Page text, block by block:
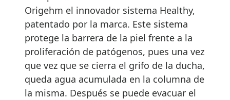
Origehm el innovador sistema Healthy,
patentado por la marca. Este sistema
protege la barrera de la piel frente a la
proliferación de patógenos, pues una vez
que vez que se cierra el grifo de la ducha,
queda agua acumulada en la columna de
la misma. Después se puede evacuar el